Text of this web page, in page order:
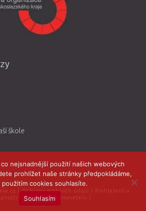
škole
|Ochrana osobních údajů
Prohlášení o
Ochrana oznamovatelů
nejsnadnější použití našich webových
prohlížet naše stránky předpokládáme,
použitím cookies souhlasíte.
Souhlasím